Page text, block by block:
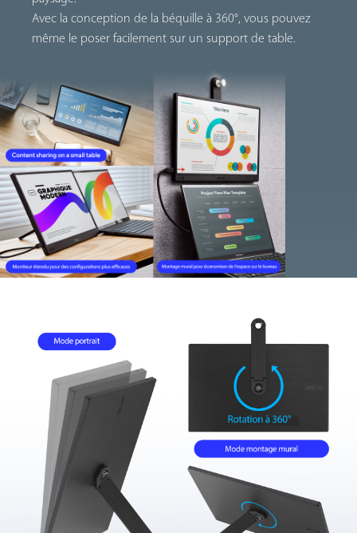
Avec la conception de la béquille à 360°, vous pouvez
même le poser facilement sur un support de table.